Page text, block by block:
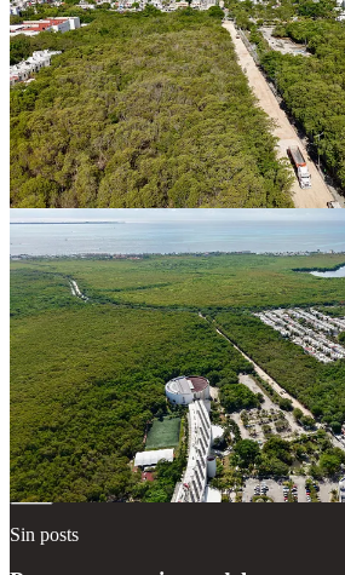
Compartir
Discusión sobre este post
Comentarios Restacks
Lo mejor de Último Debates
Sin posts